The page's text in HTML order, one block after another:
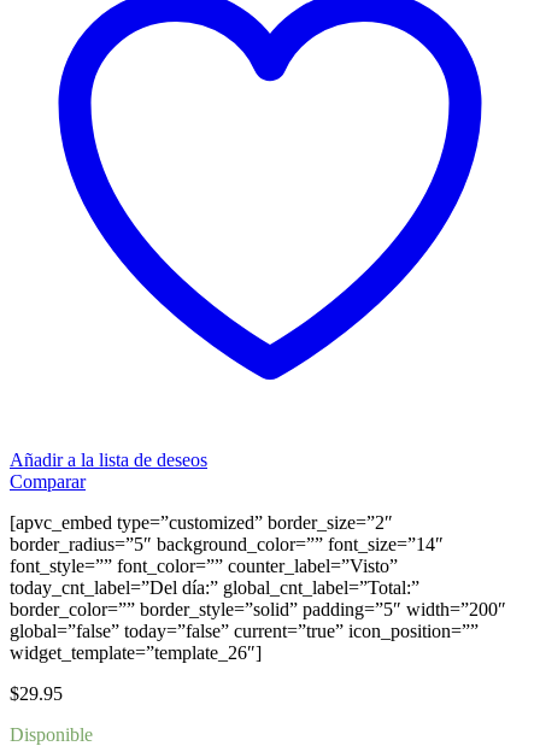
Añadir a la lista de deseos
Comparar
[apvc_embed type=”customized” border_size=”2″
border_radius=”5″ background_color=”” font_size=”14″
font_style=”” font_color=”” counter_label=”Visto”
today_cnt_label=”Del día:” global_cnt_label=”Total:”
border_color=”” border_style=”solid” padding=”5″ width=”200″
global=”false” today=”false” current=”true” icon_position=””
widget_template=”template_26″]
$29.95
Disponible